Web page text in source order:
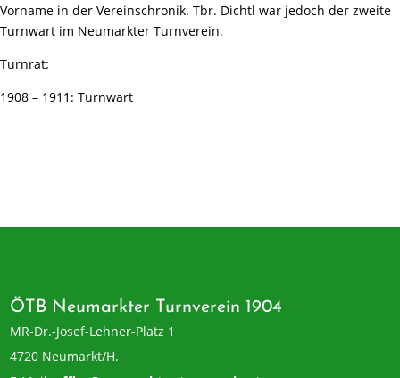
Vorname in der Vereinschronik. Tbr. Dichtl war jedoch der zweite
Turnwart im Neumarkter Turnverein.
Turnrat:
1908 – 1911: Turnwart
ÖTB Neumarkter Turnverein 1904
MR-Dr.-Josef-Lehner-Platz 1
4720 Neumarkt/H.